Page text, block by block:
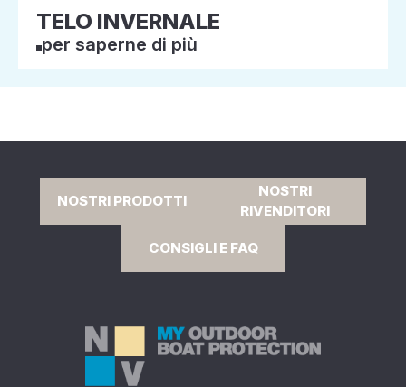
TELO INVERNALE
per saperne di più
NOSTRI PRODOTTI
NOSTRI
RIVENDITORI
CONSIGLI E FAQ